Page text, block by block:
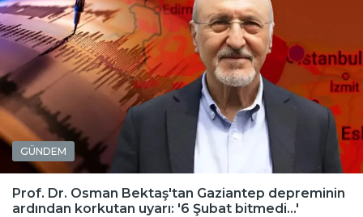
GÜNDEM
Prof. Dr. Osman Bektaş'tan Gaziantep depreminin
ardından korkutan uyarı: '6 Şubat bitmedi...'